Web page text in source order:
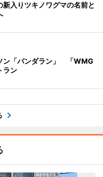
入りツキノワグマの名前と
ン「パンダラン」 「WMG
ラン